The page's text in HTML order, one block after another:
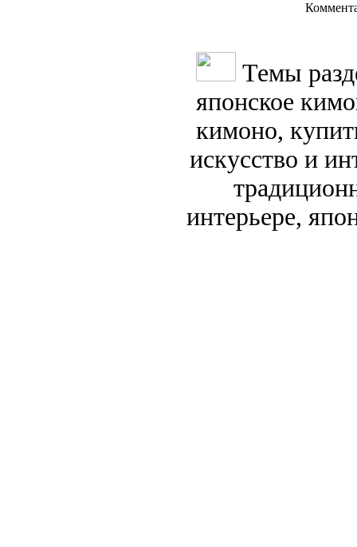
Темы
японское
кимоно,
искусство и
интерьере,